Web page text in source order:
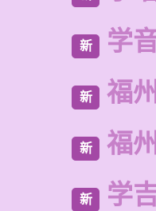
新 学
新 福
新 福
新 学